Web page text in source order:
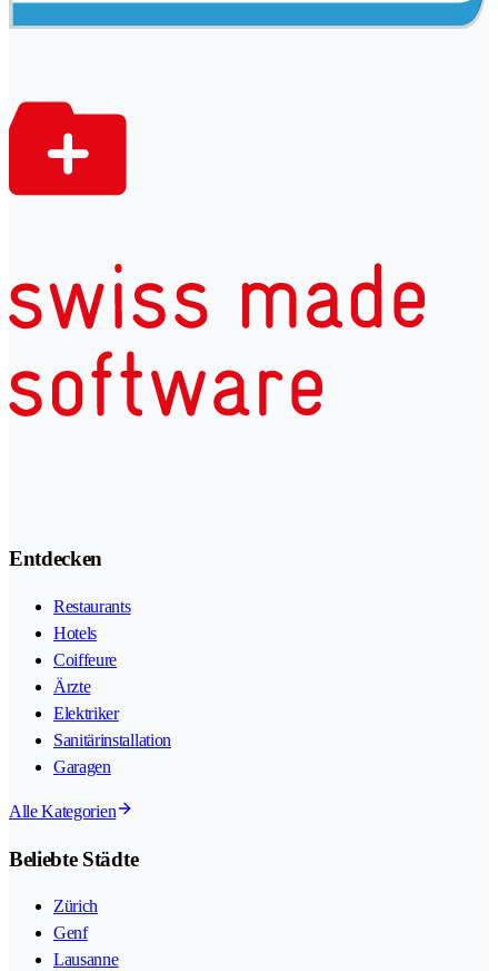
Entdecken
Restaurants
Hotels
Coiffeure
Ärzte
Elektriker
Sanitärinstallation
Garagen
Alle Kategorien
Beliebte Städte
Zürich
Genf
Lausanne